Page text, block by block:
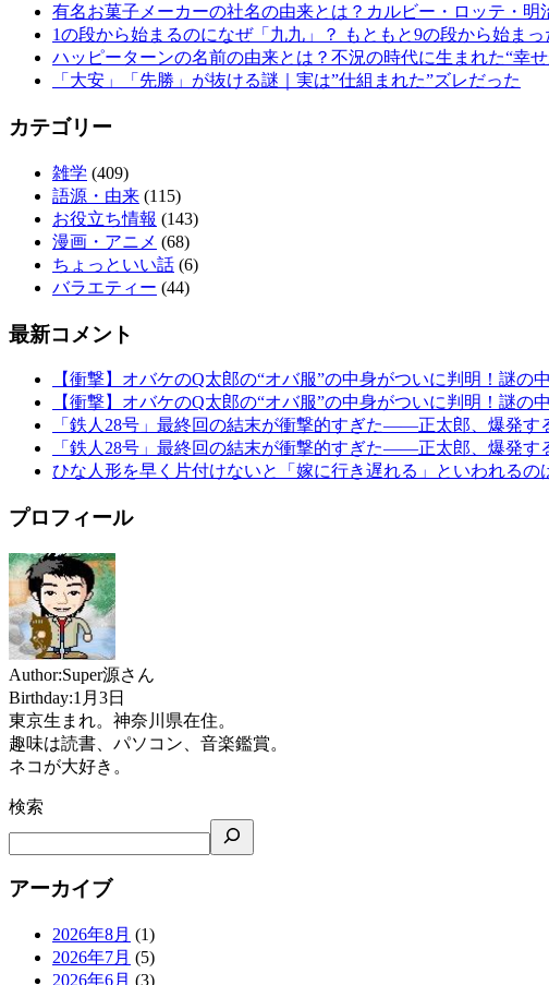
有名お菓子メーカーの社名の由来とは？カルビー・ロッテ・
1の段から始まるのになぜ「九九」？ もともと9の段から始ま
ハッピーターンの名前の由来とは？不況の時代に生まれた“幸
「大安」「先勝」が抜ける謎｜実は”仕組まれた”ズレだった
カテゴリー
雑学 (409)
語源・由来 (115)
お役立ち情報 (143)
漫画・アニメ (68)
ちょっといい話 (6)
バラエティー (44)
最新コメント
【衝撃】オバケのQ太郎の“オバ服”の中身がついに判明！謎の
【衝撃】オバケのQ太郎の“オバ服”の中身がついに判明！謎の
「鉄人28号」最終回の結末が衝撃的すぎた——正太郎、爆発す
「鉄人28号」最終回の結末が衝撃的すぎた——正太郎、爆発す
ひな人形を早く片付けないと「嫁に行き遅れる」といわれるの
プロフィール
Author:Super源さん
Birthday:1月3日
東京生まれ。神奈川県在住。
趣味は読書、パソコン、音楽鑑賞。
ネコが大好き。
検索
アーカイブ
2026年8月 (1)
2026年7月 (5)
2026年6月 (3)